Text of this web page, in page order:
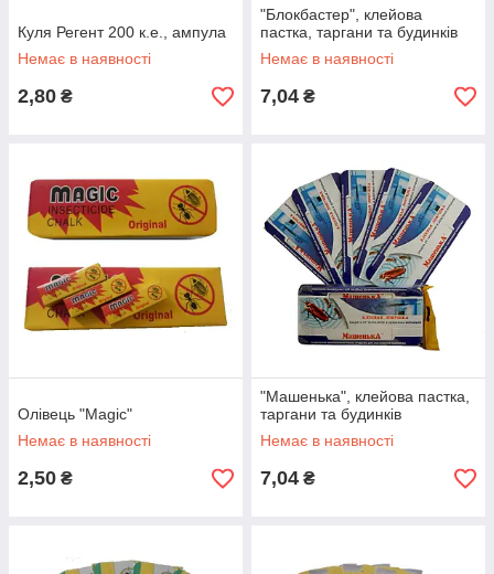
Куля Регент 200 к.е., ампула
Немає в наявності
2,80 ₴
"Блокбастер", клейова
пастка, таргани та будинків
Немає в наявності
7,04 ₴
Олівець "Magic"
Немає в наявності
2,50 ₴
"Машенька", клейова пастка,
таргани та будинків
Немає в наявності
7,04 ₴